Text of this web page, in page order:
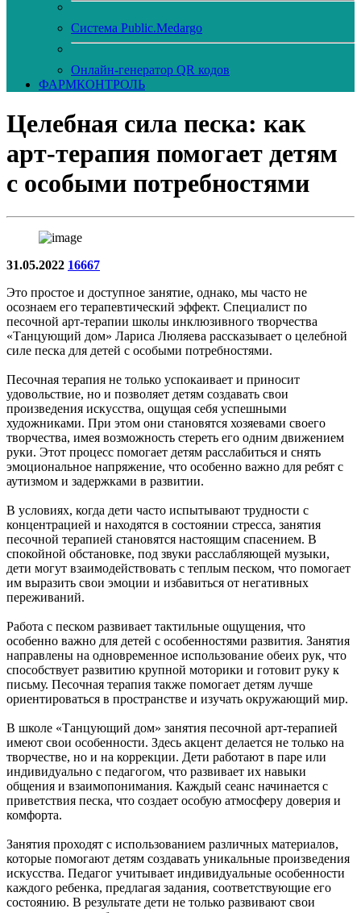
Система Public.Medargo
Онлайн-генератор QR кодов
ФАРМКОНТРОЛЬ
Целебная сила песка: как
арт-терапия помогает детям
с особыми потребностями
31.05.2022 16667
Это простое и доступное занятие, однако, мы часто не
осознаем его терапевтический эффект. Специалист по
песочной арт-терапии школы инклюзивного творчества
«Танцующий дом» Лариса Люляева рассказывает о целебной
силе песка для детей с особыми потребностями.
Песочная терапия не только успокаивает и приносит
удовольствие, но и позволяет детям создавать свои
произведения искусства, ощущая себя успешными
художниками. При этом они становятся хозяевами своего
творчества, имея возможность стереть его одним движением
руки. Этот процесс помогает детям расслабиться и снять
эмоциональное напряжение, что особенно важно для ребят с
аутизмом и задержками в развитии.
В условиях, когда дети часто испытывают трудности с
концентрацией и находятся в состоянии стресса, занятия
песочной терапией становятся настоящим спасением. В
спокойной обстановке, под звуки расслабляющей музыки,
дети могут взаимодействовать с теплым песком, что помогает
им выразить свои эмоции и избавиться от негативных
переживаний.
Работа с песком развивает тактильные ощущения, что
особенно важно для детей с особенностями развития. Занятия
направлены на одновременное использование обеих рук, что
способствует развитию крупной моторики и готовит руку к
письму. Песочная терапия также помогает детям лучше
ориентироваться в пространстве и изучать окружающий мир.
В школе «Танцующий дом» занятия песочной арт-терапией
имеют свои особенности. Здесь акцент делается не только на
творчестве, но и на коррекции. Дети работают в паре или
индивидуально с педагогом, что развивает их навыки
общения и взаимопонимания. Каждый сеанс начинается с
приветствия песка, что создает особую атмосферу доверия и
комфорта.
Занятия проходят с использованием различных материалов,
которые помогают детям создавать уникальные произведения
искусства. Педагог учитывает индивидуальные особенности
каждого ребенка, предлагая задания, соответствующие его
состоянию. В результате дети не только развивают свои